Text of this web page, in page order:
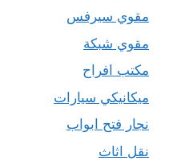
مقوي سيرفس
مقوي شبكة
مكتب افراح
ميكانيكي سيارات
نجار فتح ابواب
نقل اثاث